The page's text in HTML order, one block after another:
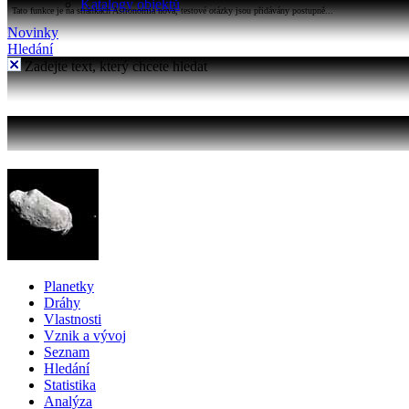
Katalogy objektů
Tato funkce je na stránkách Astronomia nová, testové otázky jsou přidávány postupně...
Novinky
Hledání
Zadejte text, který chcete hledat
Planetky
Dráhy
Vlastnosti
Vznik a vývoj
Seznam
Hledání
Statistika
Analýza